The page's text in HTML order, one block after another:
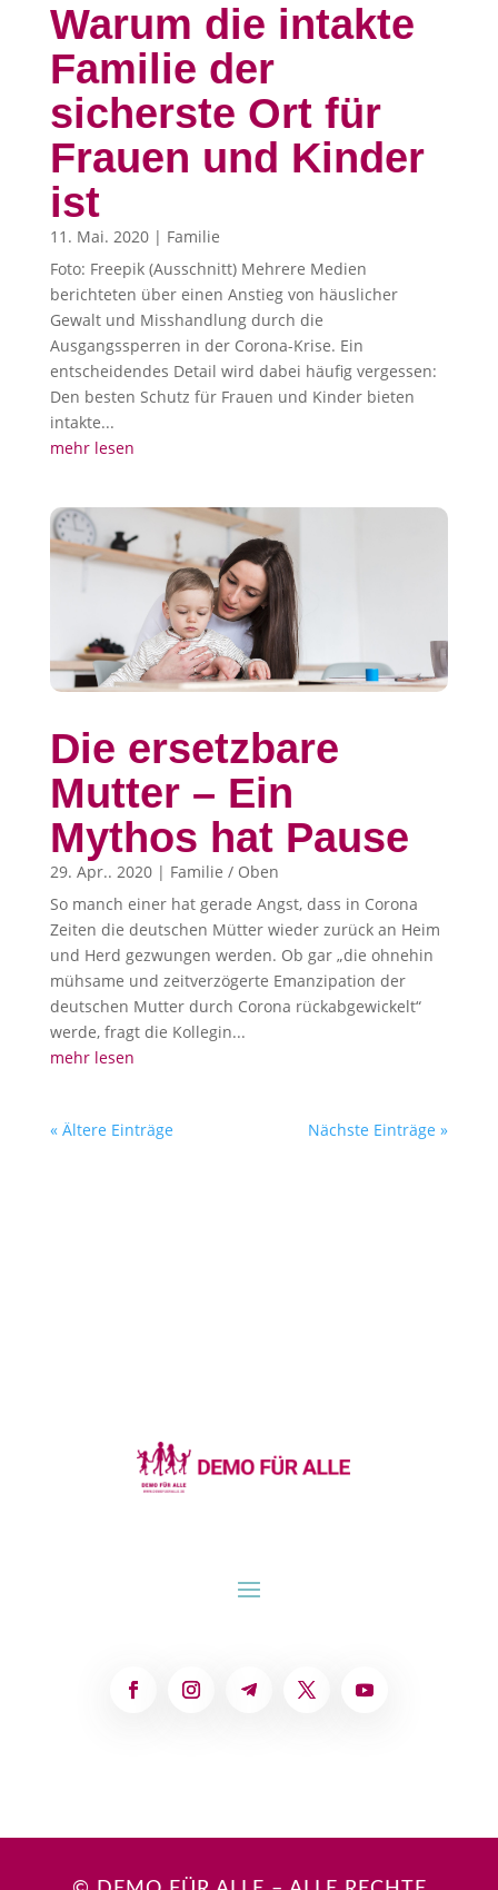
Warum die intakte
Familie der
sicherste Ort für
Frauen und Kinder
ist
11. Mai. 2020| Familie
Foto: Freepik (Ausschnitt) Mehrere Medien
berichteten über einen Anstieg von häuslicher
Gewalt und Misshandlung durch die
Ausgangssperren in der Corona-Krise. Ein
entscheidendes Detail wird dabei häufig vergessen:
Den besten Schutz für Frauen und Kinder bieten
intakte...
mehr lesen
Die ersetzbare
Mutter – Ein
Mythos hat Pause
29. Apr.. 2020| Familie / Oben
So manch einer hat gerade Angst, dass in Corona
Zeiten die deutschen Mütter wieder zurück an Heim
und Herd gezwungen werden. Ob gar „die ohnehin
mühsame und zeitverzögerte Emanzipation der
deutschen Mutter durch Corona rückabgewickelt“
werde, fragt die Kollegin...
mehr lesen
« Ältere Einträge Nächste Einträge »